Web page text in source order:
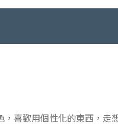
喜歡用個性化的東西，走